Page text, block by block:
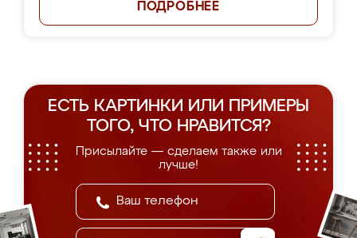
ПОДРОБНЕЕ
ЕСТЬ КАРТИНКИ ИЛИ ПРИМЕРЫ
ТОГО, ЧТО НРАВИТСЯ?
Присылайте — сделаем также или
лучше!